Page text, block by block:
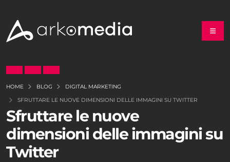
HOME BLOG
DIGITAL MARKETING
SFRUTTARE LE NUOVE DIMENSIONI DELLE IMMAGINI SU TWITTER
Sfruttare le nuove
dimensioni delle immagini su
Twitter